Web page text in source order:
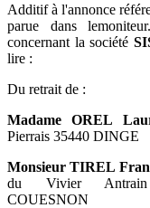
Additif à l'annonce
parue dans
concernant la société
lire :
Du retrait de :
Madame OREL
Pierrais 35440 DINGE
Monsieur TIREL
du Vivier
COUESNON